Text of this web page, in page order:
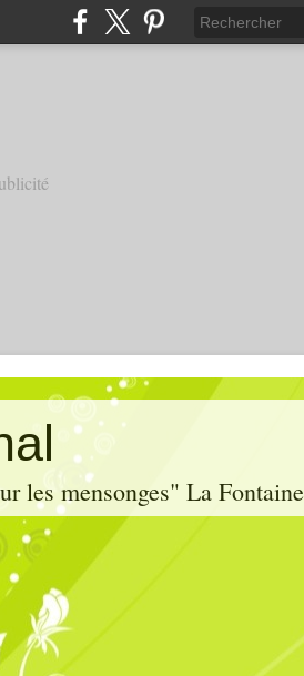
les mensonges" La Fontaine